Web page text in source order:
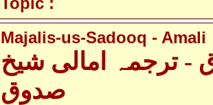
Majalis-us-Sadooq - Amali
ترجمہ امالی شیخ
صدوق